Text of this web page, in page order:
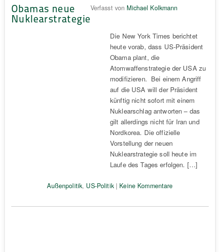
Obamas neue
Nuklearstrategie
Verfasst von Michael Kolkmann
Die New York Times berichtet
heute vorab, dass US-Präsident
Obama plant, die
Atomwaffenstrategie der USA zu
modifizieren. Bei einem Angriff
auf die USA will der Präsident
künftig nicht sofort mit einem
Nuklearschlag antworten – das
gilt allerdings nicht für Iran und
Nordkorea. Die offizielle
Vorstellung der neuen
Nuklearstrategie soll heute im
Laufe des Tages erfolgen. […]
Außenpolitik, US-Politik| Keine Kommentare